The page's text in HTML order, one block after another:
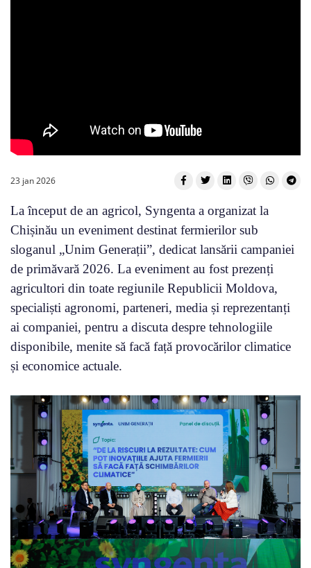
23 jan 2026
La început de an agricol, Syngenta a organizat la
Chișinău un eveniment destinat fermierilor sub
sloganul „Unim Generații”, dedicat lansării campaniei
de primăvară 2026. La eveniment au fost prezenți
agricultori din toate regiunile Republicii Moldova,
specialiști agronomi, parteneri, media și reprezentanți
ai companiei, pentru a discuta despre tehnologiile
disponibile, menite să facă față provocărilor climatice
și economice actuale.